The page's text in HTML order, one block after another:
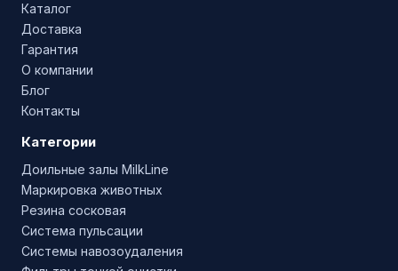
Каталог
Доставка
Гарантия
О компании
Блог
Контакты
Категории
Доильные залы MilkLine
Маркировка животных
Резина сосковая
Система пульсации
Системы навозоудаления